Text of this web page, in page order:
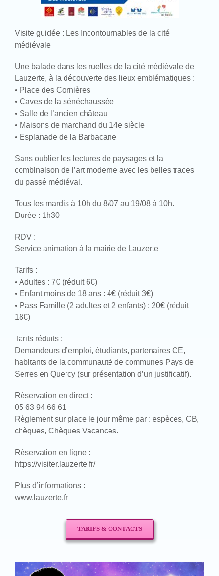
Visite guidée : Les Incontournables de la cité
médiévale
Une balade dans les ruelles de la cité médiévale de
Lauzerte, à la découverte des lieux emblématiques :
• Place des Cornières
• Caves de la sénéchaussée
• Salle de l’ancien château
• Maisons de marchand du 14e siècle
• Esplanade de la Barbacane
Sans oublier les lectures de paysages et la
combinaison de l’art moderne avec les belles traces
du passé médiéval.
Tous les mardis à 10h du 8/07 au 19/08 à 10h.
Durée : 1h30
RDV :
Service animation à la mairie de Lauzerte
Tarifs :
• Adultes : 7€ (réduit 6€)
• Enfant moins de 18 ans : 4€ (réduit 3€)
• Pass Famille (2 adultes et 2 enfants) : 20€ (réduit
18€)
Tarifs réduits :
Demandeurs d’emploi, étudiants, partenaires CE,
habitants de la communauté de communes Pays de
Serres en Quercy (sur présentation d’un justificatif).
Réservation en direct :
05 63 94 66 61
Règlement sur place le jour même par : espèces, CB,
chèques, Chèques Vacances.
Réservation en ligne :
https://visiter.lauzerte.fr/
Plus d’informations :
www.lauzerte.fr
TARIFS & CONTACTS